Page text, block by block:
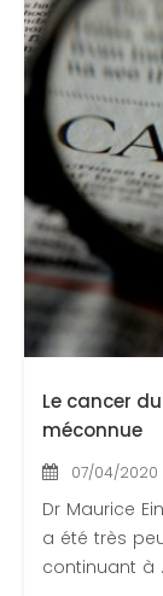
Le cancer
méconnue
07/04/2020
Dr Maurice
a été très
continuant à